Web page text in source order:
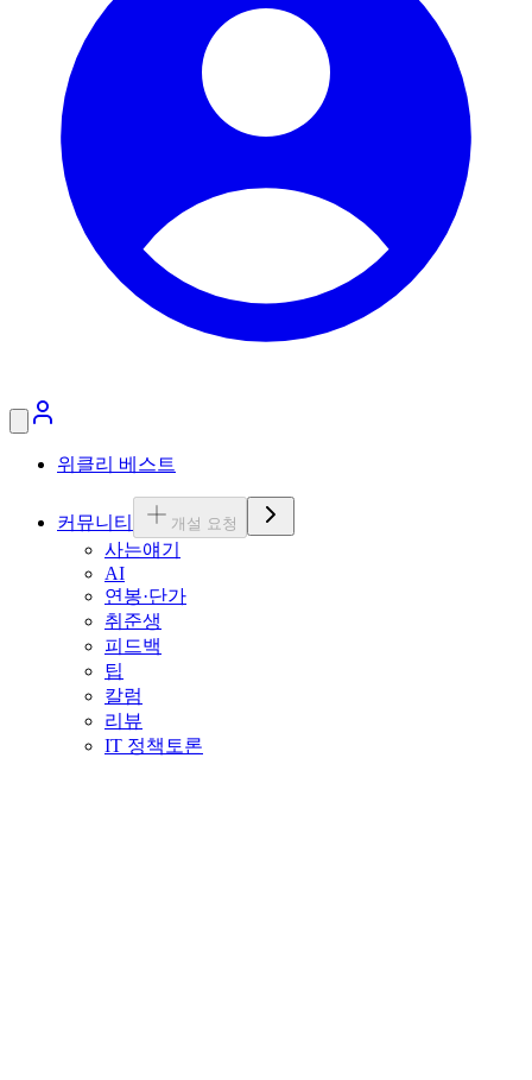
위클리 베스트
커뮤니티 개설 요청
사는얘기
AI
연봉·단가
취준생
피드백
팁
칼럼
리뷰
IT 정책토론